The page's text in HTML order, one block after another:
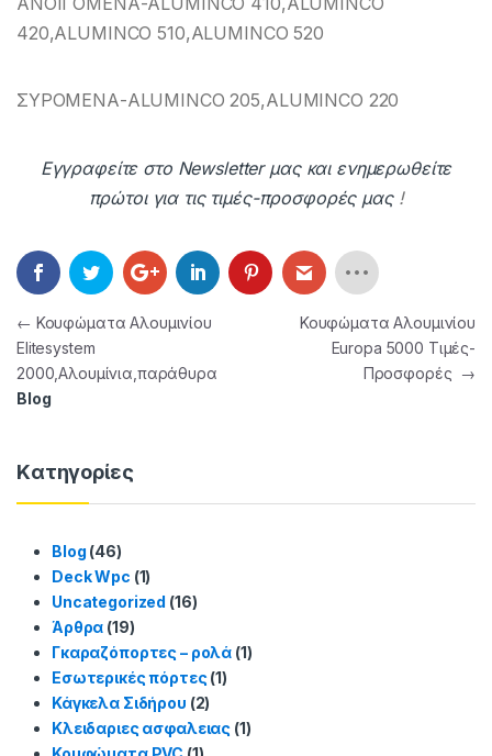
420,ALUMINCO 510,ALUMINCO 520
ΣΥΡΟΜΕΝΑ-ALUMINCO 205,ALUMINCO 220
Εγγραφείτε στο Newsletter μας και ενημερωθείτε
πρώτοι για τις τιμές-προσφορές μας!
Πλοήγηση άρθρων
← Κουφώματα Αλουμινίου
Elitesystem
2000,Αλουμίνια,παράθυρα
Κουφώματα Αλουμινίου
Europa 5000 Τιμές-
Προσφορές →
Blog
Kατηγορίες
Blog (46)
Deck Wpc (1)
Uncategorized (16)
Άρθρα (19)
Γκαραζόπορτες – ρολά (1)
Εσωτερικές πόρτες(1)
Κάγκελα Σιδήρου (2)
Κλειδαριες ασφαλειας (1)